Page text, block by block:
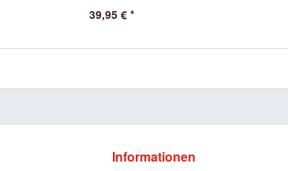
39,95 € *
Informationen